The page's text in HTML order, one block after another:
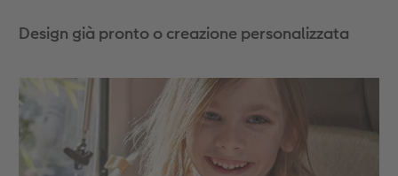
Accessori
Design già pronto o creazione personalizzata